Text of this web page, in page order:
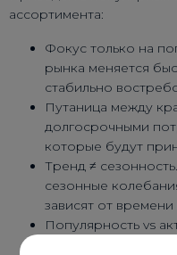
ассортимента:
Фокус только на
рынка меняется
стабильно
Путаница между
долгосрочными
которые будут
Тренд ≠
сезонные
зависят от времени
Популярность vs
Большое